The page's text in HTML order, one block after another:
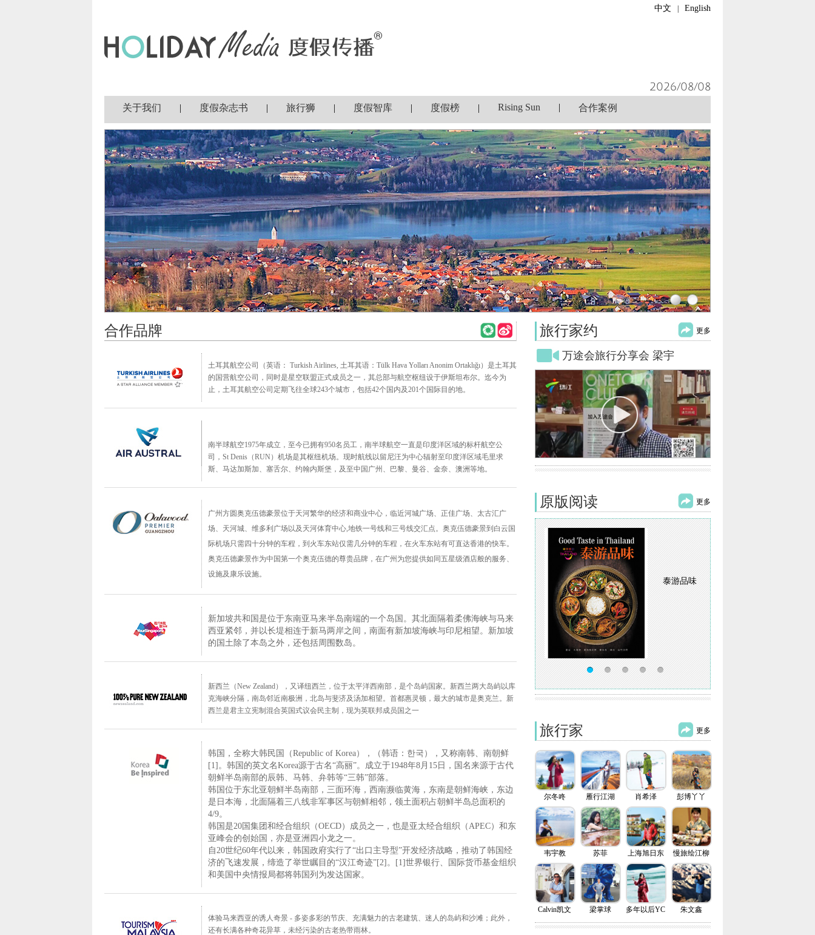
中文 English
2026/08/08
关于我们 | 度假杂志书 | 旅行狮 | 度假智库 | 度假榜 | Rising Sun | 合作案例
合作品牌
土耳其航空公司（英语： Turkish Airlines, 土耳其语：Tülk Hava Yolları Anonim Ortaklığı）是土耳其
的国营航空公司，同时是星空联盟正式成员之一，其总部与航空枢纽设于伊斯坦布尔。迄今为
止，土耳其航空公司定期飞往全球243个城市，包括42个国内及201个国际目的地。
南半球航空1975年成立，至今已拥有950名员工，南半球航空一直是印度洋区域的标杆航空公
司，St Denis（RUN）机场是其枢纽机场。现时航线以留尼汪为中心辐射至印度洋区域毛里求
斯、马达加斯加、塞舌尔、约翰内斯堡，及至中国广州、巴黎、曼谷、金奈、澳洲等地。
广州方圆奥克伍德豪景位于天河繁华的经济和商业中心，临近河城广场、正佳广场、太古汇广
场、天河城、维多利广场以及天河体育中心,地铁一号线和三号线交汇点。 奥克伍德豪景到白云国
际机场只需四十分钟的车程，到火车东站仅需几分钟的车程，在火车东站有可直达香港的快车。
奥克伍德豪景作为中国第一个奥克伍德的尊贵品牌，在广州为您提供如同五星级酒店般的服务、
设施及康乐设施。
新加坡共和国 是位于东南亚马来半岛南端的一个岛国 。其北面 隔着柔佛海峡与马来
西亚 紧邻，并以长堤相连于新马两岸之间，南面有新加坡海峡与印尼相望。新加坡
的 国土 除了本岛之外，还包括周围数岛。
新西兰（New Zealand），又译纽西兰 ，位于太平洋西南部，是个岛屿国家。新西兰两大岛屿以库
克海峡分隔， 南岛邻近南极洲 ， 北岛与斐济及汤加相望。首都惠灵顿 ，最大的城市是奥克兰。新
西兰是君主立宪制 混合英国式议会民主制 ，现为英联邦成员国之一
韩国，全称大韩民国（Republic of Korea），（韩语：한국），又称南韩、南朝鲜
[1]。韩国的英文名Korea源于古名“高丽”。成立于1948年8月15日，国名来源于古代
朝鲜半岛南部的辰韩、马韩、弁韩等“三韩”部落。
韩国位于东北亚朝鲜半岛南部，三面环海，西南濒临黄海，东南是朝鲜海峡，东边
是日本海，北面隔着三八线非军事区与朝鲜相邻，领土面积占朝鲜半岛总面积的
4/9。
韩国是20国集团和经合组织（OECD）成员之一，也是亚太经合组织（APEC）和东
亚峰会的创始国，亦是亚洲四小龙之一。
自20世纪60年代以来，韩国政府实行了“出口主导型”开发经济战略，推动了韩国经
济的飞速发展，缔造了举世瞩目的“汉江奇迹”[2]。[1]世界银行、国际货币基金组织
和美国中央情报局都将韩国列为发达国家。
体验马来西亚的诱人奇景 - 多姿多彩的节庆、充满魅力的古老建筑、迷人的岛屿和沙滩；此外，
还有长满各种奇花异草，未经污染的古老热带雨林。
旅行家约 更多
万途会旅行分享会 梁宇
原版阅读 更多
泰游品味
旅行家 更多
尔冬咚 雁行江湖 肖希泽 彭博丫丫
韦宇教 苏菲
上海旭日东
升
慢旅绘江柳
Calvin凯文 梁掌球 多年以后YC 朱文鑫